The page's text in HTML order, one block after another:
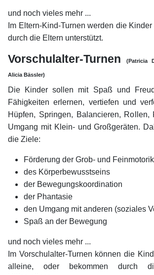
und noch vieles mehr ...
Im Eltern-Kind-Turnen werden die Kinder
durch die Eltern unterstützt.
Vorschulalter-Turnen (Patricia
Alicia Bässler)
Die Kinder sollen mit Spaß und
Fähigkeiten erlernen, vertiefen und
Hüpfen, Springen, Balancieren, Rollen,
Umgang mit Klein- und Großgeräten.
die Ziele:
Förderung der Grob- und Feinmotorik
des Körperbewusstseins
der Bewegungskoordination
der Phantasie
den Umgang mit anderen (soziales
Spaß an der Bewegung
und noch vieles mehr ...
Im Vorschulalter-Turnen können die
alleine, oder bekommen durch